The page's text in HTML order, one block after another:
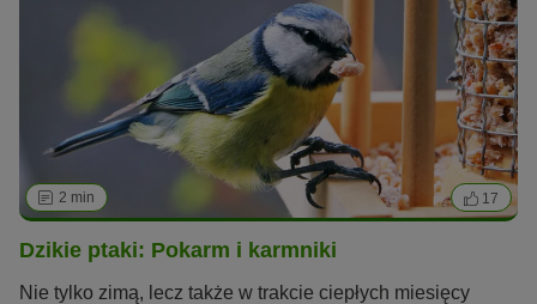
opracowanie jednej obowiązującej receptury. Wielu
właścicieli, a nawet hodowców popełnia ten sam znaczący
błąd i podaje swoim ptakom zbyt duże ilości pokarmów
bogatych w tłuszcze, np. orzechów lub nasion
słonecznika. Nierzadko dochodzi wówczas do problemów
zdrowotnych związanych z odżywianiem, takich jak
nadwaga, niepłodność lub zaburzenia w procesie
przemiany materii.
Czytaj dalej
2 min 17
Dzikie ptaki: Pokarm i karmniki
Nie tylko zimą, lecz także w trakcie ciepłych miesięcy